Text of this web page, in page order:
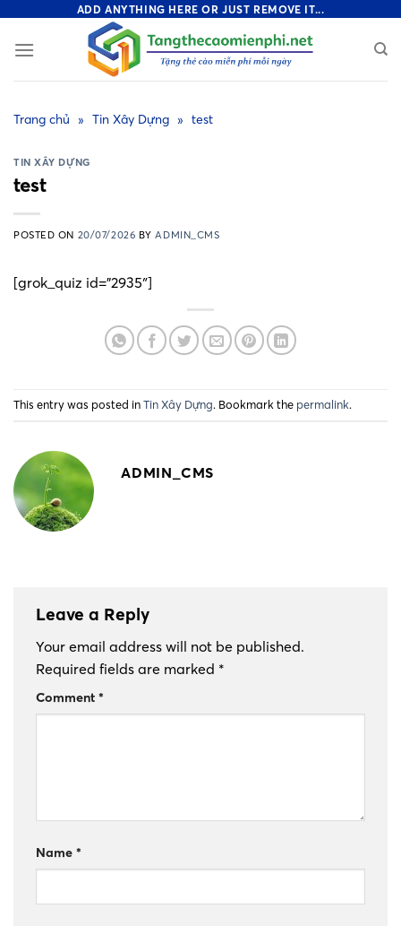
content
ADD ANYTHING HERE OR JUST REMOVE IT...
Trang chủ » Tin Xây Dựng » test
TIN XÂY DỰNG
test
POSTED ON 20/07/2026 BYADMIN_CMS
[grok_quiz id=”2935″]
This entry was posted inTin Xây Dựng. Bookmark the permalink.
ADMIN_CMS
Leave a Reply
Your email address will not be published.
Required fields are marked *
Comment *
Name *